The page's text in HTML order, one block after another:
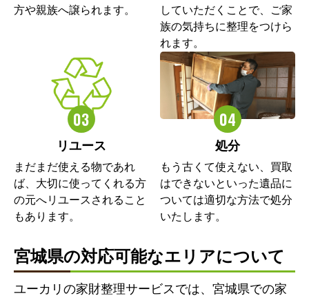
方や親族へ譲られます。
していただくことで、ご家
族の気持ちに整理をつけら
れます。
リユース
まだまだ使える物であれ
ば、大切に使ってくれる方
の元へリユースされること
もあります。
処分
もう古くて使えない、買取
はできないといった遺品に
ついては適切な方法で処分
いたします。
宮城県の対応可能なエリアについて
ユーカリの家財整理サービスでは、宮城県での家